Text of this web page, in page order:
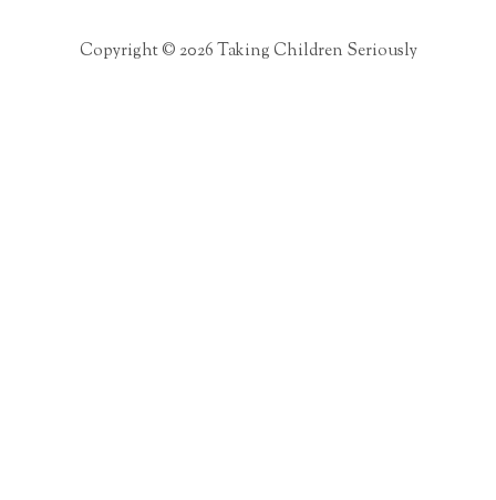
Copyright © 2026 Taking Children Seriously